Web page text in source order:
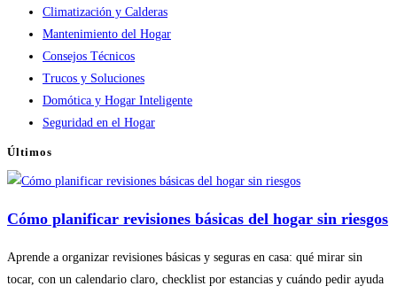
Climatización y Calderas
Mantenimiento del Hogar
Consejos Técnicos
Trucos y Soluciones
Domótica y Hogar Inteligente
Seguridad en el Hogar
Últimos
Cómo planificar revisiones básicas del hogar sin riesgos
Aprende a organizar revisiones básicas y seguras en casa: qué mirar sin
tocar, con un calendario claro, checklist por estancias y cuándo pedir ayuda